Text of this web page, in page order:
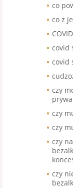
co
co z
covid
covid
czy
czy
czy
czy
czy